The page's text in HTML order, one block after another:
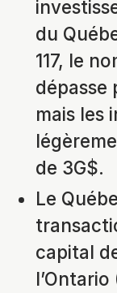
du
117, le
dépasse
mais les
de 3G$.
Le
capital